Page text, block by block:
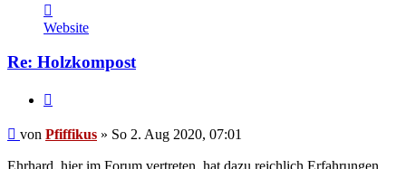
von
Pfiffikus
Website
Re: Holzkompost
Beitrag
von Pfiffikus » So 2. Aug 2020, 07:01
Ehrhard, hier im Forum vertreten, hat dazu reichlich Erfahrungen